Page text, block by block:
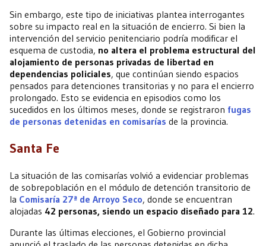
Sin embargo, este tipo de iniciativas plantea interrogantes
sobre su impacto real en la situación de encierro. Si bien la
intervención del servicio penitenciario podría modificar el
esquema de custodia, no altera el problema estructural del
alojamiento de personas privadas de libertad en
dependencias policiales, que continúan siendo espacios
pensados para detenciones transitorias y no para el encierro
prolongado. Esto se evidencia en episodios como los
sucedidos en los últimos meses, donde se registraron fugas
de personas detenidas en comisarías de la provincia.
Santa Fe
La situación de las comisarías volvió a evidenciar problemas
de sobrepoblación en el módulo de detención transitorio de
la Comisaría 27ª de Arroyo Seco, donde se encuentran
alojadas 42 personas, siendo un espacio diseñado para 12.
Durante las últimas elecciones, el Gobierno provincial